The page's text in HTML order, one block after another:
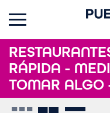
RÁPIDA -
TOMAR ALGO